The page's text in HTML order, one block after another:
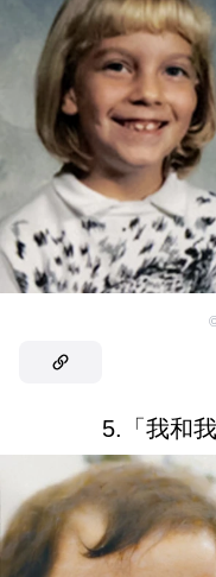
5.「我和